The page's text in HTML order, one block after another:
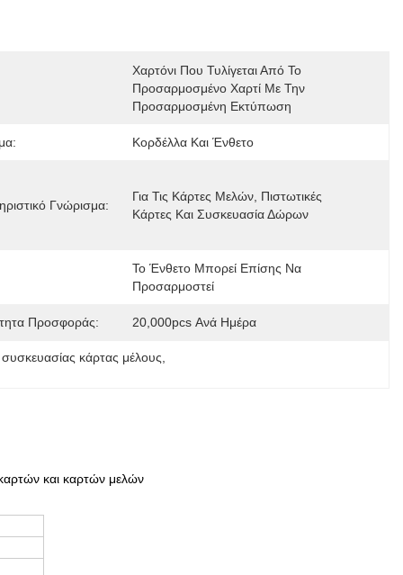
Χαρτόνι Που Τυλίγεται Από Το
Προσαρμοσμένο Χαρτί Με Την
Προσαρμοσμένη Εκτύπωση
Κορδέλλα Και Ένθετο
Γνώρισμα:
Για Τις Κάρτες Μελών, Πιστωτικές
Κάρτες Και Συσκευασία Δώρων
Το Ένθετο Μπορεί Επίσης Να
Προσαρμοστεί
Προσφοράς: 20,000pcs Ανά Ημέρα
συσκευασίας κάρτας μέλους
και καρτών μελών